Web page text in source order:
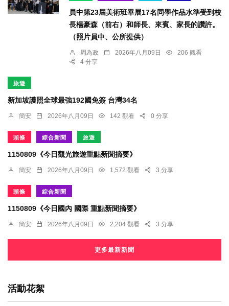
員中第23屆美術班畢展17名同學作品水準受到校
長楊豪森（前右）和師長、來賓、家長的讚許。
（照片員中、公所提供）
周為政 2026年八月09日
206 觀看
4 分享
旅遊
新加坡護照全球最強192國免簽 台灣34名
簡安 2026年八月09日 142 觀看 0 分享
頭條 綜合新聞 旅遊
1150809《今日觀光旅遊重點新聞摘要》
簡安 2026年八月09日 1,572 觀看 3 分享
頭條 綜合新聞
1150809《今日國內 國際 重點新聞摘要》
簡安 2026年八月09日 2,204 觀看 3 分享
更多最新新聞
活動花絮